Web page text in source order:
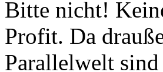
Bitte nicht!
Profit. Da
Parallelwelt sind